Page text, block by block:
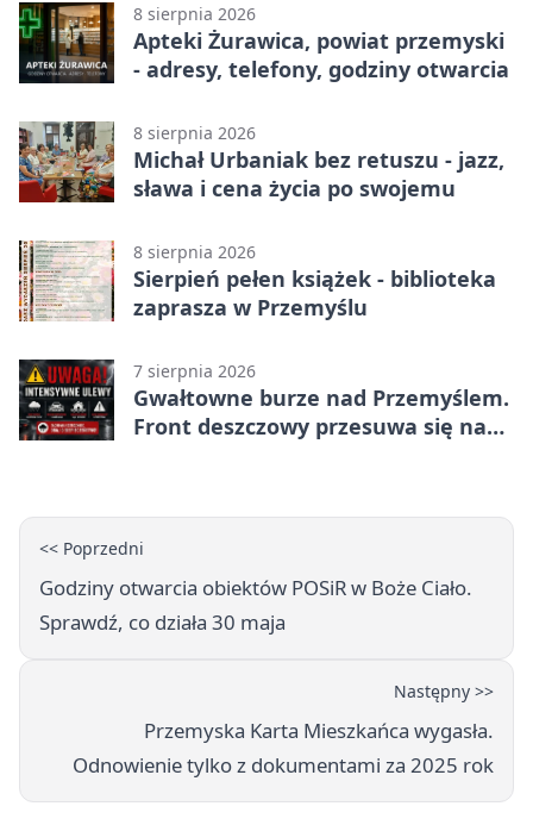
8 sierpnia 2026
Apteki Żurawica, powiat przemyski
- adresy, telefony, godziny otwarcia
8 sierpnia 2026
Michał Urbaniak bez retuszu - jazz,
sława i cena życia po swojemu
8 sierpnia 2026
Sierpień pełen książek - biblioteka
zaprasza w Przemyślu
7 sierpnia 2026
Gwałtowne burze nad Przemyślem.
Front deszczowy przesuwa się na
<< Poprzedni
Godziny otwarcia obiektów POSiR w Boże Ciało.
Sprawdź, co działa 30 maja
Następny >>
Przemyska Karta Mieszkańca wygasła.
Odnowienie tylko z dokumentami za 2025 rok